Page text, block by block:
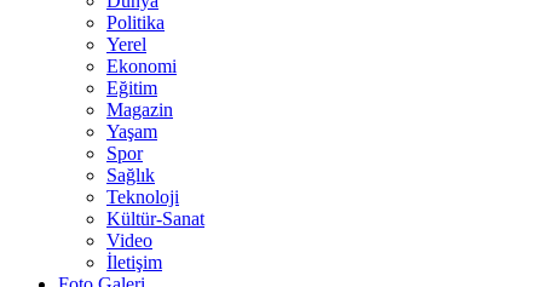
Politika
Yerel
Ekonomi
Eğitim
Magazin
Yaşam
Spor
Sağlık
Teknoloji
Kültür-Sanat
Video
İletişim